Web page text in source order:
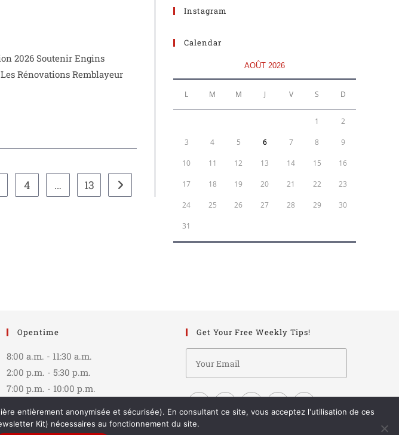
2026 Soutenir Engins
Rénovations Remblayeur
4 … 13
Instagram
Calendar
AOÛT 2026
L M M J V S D
1 2
3 4 5 6 7 8 9
10 11 12 13 14 15 16
17 18 19 20 21 22 23
24 25 26 27 28 29 30
31
Opentime
8:00 a.m. - 11:30 a.m.
2:00 p.m. - 5:30 p.m.
7:00 p.m. - 10:00 p.m.
Get Your Free Weekly Tips!
entièrement anonymisée et sécurisée). En consultant ce site, vous acceptez l'utilisation de ces
Kit) nécessaires au fonctionnement du site.